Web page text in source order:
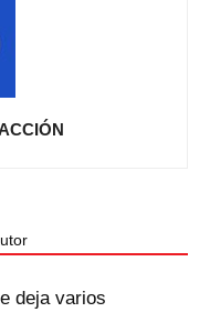
deja varios